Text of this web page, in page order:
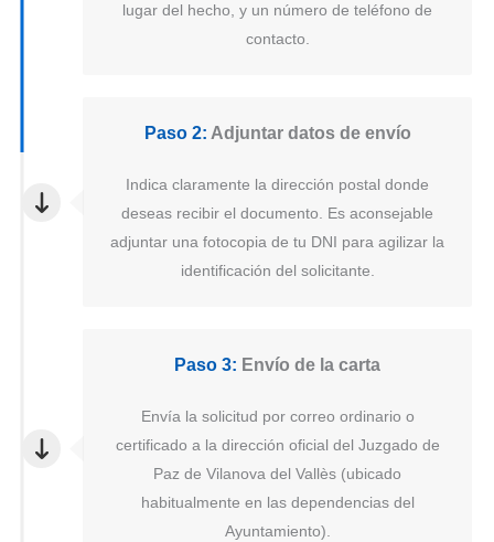
lugar del hecho, y un número de teléfono de
contacto.
Paso 2: Adjuntar datos de envío
Indica claramente la dirección postal donde
deseas recibir el documento. Es aconsejable
adjuntar una fotocopia de tu DNI para agilizar la
identificación del solicitante.
Paso 3: Envío de la carta
Envía la solicitud por correo ordinario o
certificado a la dirección oficial del Juzgado de
Paz de Vilanova del Vallès (ubicado
habitualmente en las dependencias del
Ayuntamiento).